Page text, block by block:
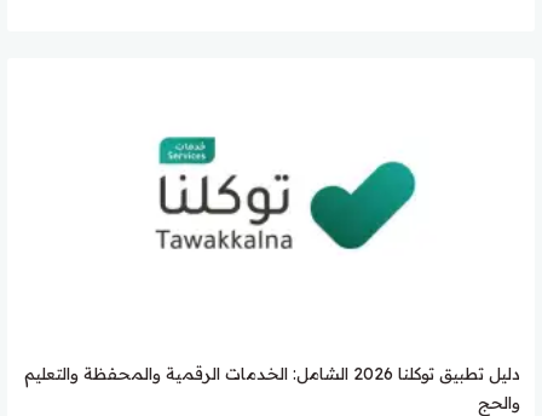
دليل تطبيق توكلنا 2026 الشامل: الخدمات الرقمية والمحفظة والتعليم
والحج